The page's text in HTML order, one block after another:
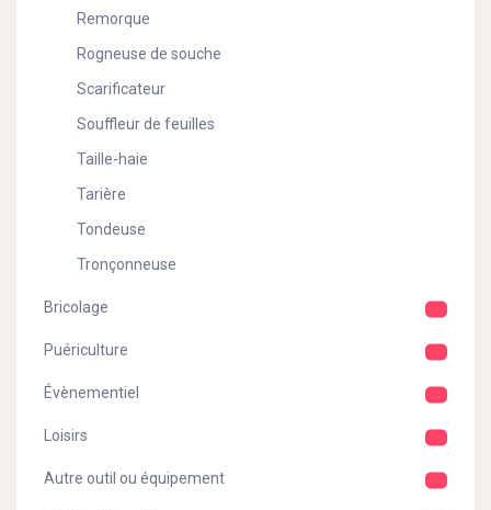
Remorque
Rogneuse de souche
Scarificateur
Souffleur de feuilles
Taille-haie
Tarière
Tondeuse
Tronçonneuse
Bricolage
Puériculture
Évènementiel
Loisirs
Autre outil ou équipement